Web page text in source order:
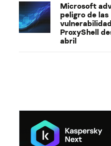
Microsoft
peligro de las
ProxyShell
abril